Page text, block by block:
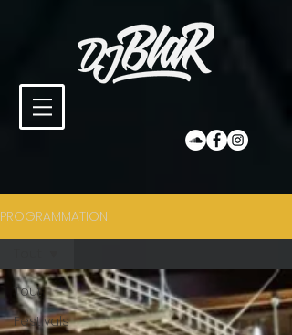
PROGRAMMATION
Tout
Festivals